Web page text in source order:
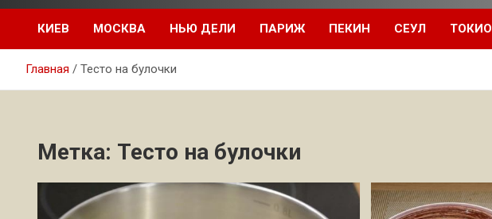
КИЕВ МОСКВА НЬЮ ДЕЛИ ПАРИЖ ПЕКИН СЕУЛ ТОКИО
Главная Тесто на булочки
Метка: Тесто на булочки